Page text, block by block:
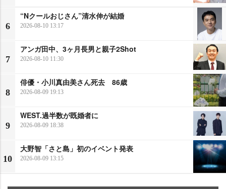
6
“Nクールおじさん”清水伸が結婚
2026-08-10 13:17
7
アンガ田中、3ヶ月長男と親子2Shot
2026-08-10 11:30
8
俳優・小川真由美さん死去 86歳
2026-08-09 19:13
9
WEST.過半数が既婚者に
2026-08-09 18:38
10
大野智「さと島」初のイベント発表
2026-08-09 13:15